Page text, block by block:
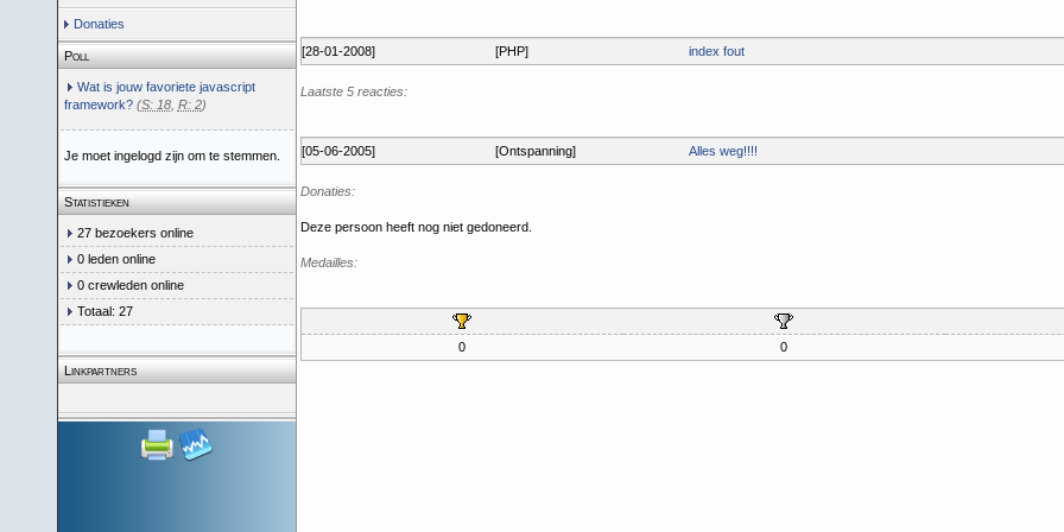
Donaties
Poll
Wat is jouw favoriete javascript
framework? (S: 18, R: 2)
Je moet ingelogd zijn om te stemmen.
Statistieken
27 bezoekers online
0 leden online
0 crewleden online
Totaal: 27
Linkpartners
[28-01-2008] [PHP] index fout
Laatste 5 reacties:
[05-06-2005] [Ontspanning] Alles weg!!!!
Donaties:
Deze persoon heeft nog niet gedoneerd.
Medailles:
0 0